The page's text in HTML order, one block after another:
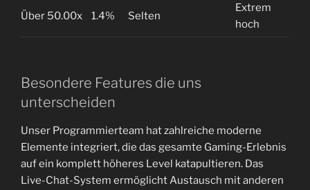
Über 50.00x 1.4% Selten
Extrem
hoch
Besondere Features die uns
unterscheiden
Unser Programmierteam hat zahlreiche moderne
Elemente integriert, die das gesamte Gaming-Erlebnis
auf ein komplett höheres Level katapultieren. Das
Live-Chat-System ermöglicht Austausch mit anderen